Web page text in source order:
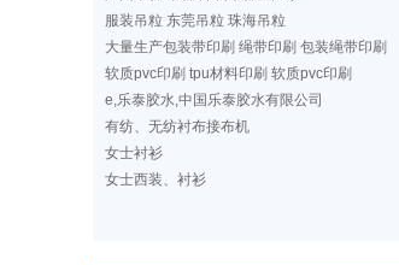
服装吊粒 东莞吊粒 珠海吊粒
大量生产包装带印刷 绳带印刷 包装绳带印刷
软质pvc印刷 tpu材料印刷 软质pvc印刷
e,乐泰胶水,中国乐泰胶水有限公司
有纺、无纺衬布接布机
女士衬衫
女士西装、衬衫